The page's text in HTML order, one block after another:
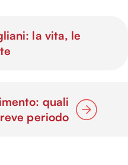
la vita, le
quali
periodo